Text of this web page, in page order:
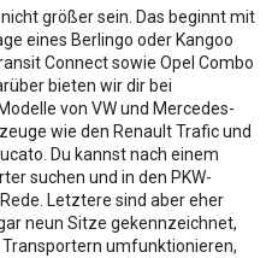
größer sein. Das beginnt mit
eines Berlingo oder Kangoo
Connect sowie Opel Combo
bieten wir dir bei
von VW und Mercedes-
wie den Renault Trafic und
Du kannst nach einem
suchen und in den PKW-
Letztere sind aber eher
neun Sitze gekennzeichnet,
umfunktionieren,